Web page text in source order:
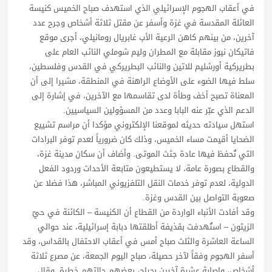
في أعقاب الهجوم الإسرائيلي الذي استهدف صباح الخميس كنيسة
العائلة المقدسة في غزة وأسفر عن مقتل ثلاثة أشخاص وجرح عدد
آخرين، من بينهم كاهن الرعية الأب غابريال رومانيلي، أجرى موقع
فاتيكان نيوز مقابلة مع المطران وليم شوملي النائب العام على
بطريركية أورشليم للاتين والنائب البطريركي في القدس وفلسطين،
سلط فيها الضوء على الأوضاع الراهنة في المنطقة، مشيرا إلى أن
المعناة تصبح أخف وطأة لدى تقاسمها مع الآخرين، في إشارة إلى
الدعم الذي عبّر عنه البابا وعدد من المسؤولين السياسيين.
استهل سيادته حديثه لموقعنا الإلكتروني مؤكدا أن مراسم تشييع
الضحايا أقيمت مساء الخميس، وذلك كان ضرورياً لعدم توفر البرادات
التي تُحفظ فيها عادة جثث الموتى. وأضاف أن سكان مدينة غزة،
والقطاع بصورة عامة، لا يستطيعون متابعة الأحداث وردود الفعل
الدولية، لعدم توفر خدمات النقل التلفزيوني المباشر، هذا فضلا عن
صعوبة التواصل بين القدس وغزة.
وقد أفادت الأنباء الواردة من القطاع أن الكنيسة – الكائنة في حيّ
الزيتون – استُهدفت بقذيفة أطلقتها دبابة إسرائيلية، عند حوالي
الساعة العاشرة والثلث صباح أمس في أعقاب الاحتفال بالقداس، وقد
أسفر الهجوم وفقاً لآخر حصيلة، صباح اليوم الجمعة، عن مصرع ثلاثة